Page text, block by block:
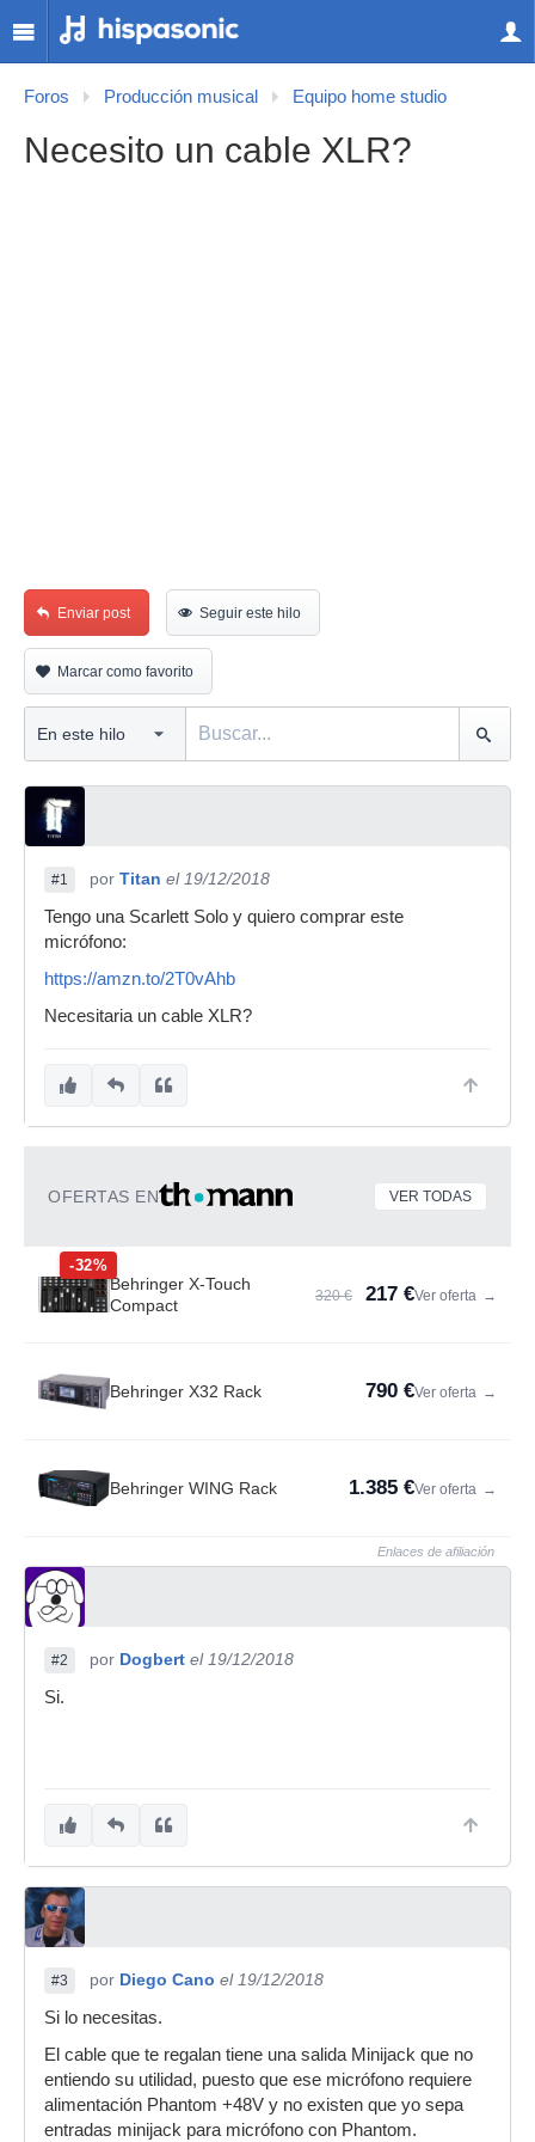
Foros Producción musical Equipo home studio
Necesito un cable XLR?
Enviar post Seguir este hilo
Marcar como favorito
#1 por Titan el 19/12/2018
Tengo una Scarlett Solo y quiero comprar este
micrófono:
https://amzn.to/2T0vAhb
Necesitaria un cable XLR?
OFERTAS EN VER TODAS
-32%
Behringer X-Touch
Compact
320 € 217 €Ver oferta →
Behringer X32 Rack 790 €Ver oferta →
Behringer WING Rack 1.385 €Ver oferta →
Enlaces de afiliación
#2 por Dogbert el 19/12/2018
Si.
#3 por Diego Cano el 19/12/2018
Si lo necesitas.
El cable que te regalan tiene una salida Minijack que no
entiendo su utilidad, puesto que ese micrófono requiere
alimentación Phantom +48V y no existen que yo sepa
entradas minijack para micrófono con Phantom.